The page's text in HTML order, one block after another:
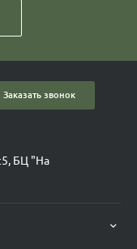
Заказать звонок
БЦ "На